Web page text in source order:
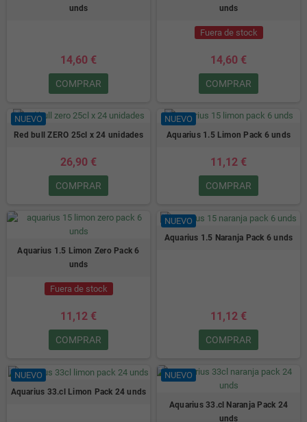
unds
14,60 €
COMPRAR
unds
Fuera de stock
14,60 €
COMPRAR
NUEVO
Red bull ZERO 25cl x 24 unidades
26,90 €
COMPRAR
NUEVO
Aquarius 1.5 Limon Pack 6 unds
11,12 €
COMPRAR
Aquarius 1.5 Limon Zero Pack 6
unds
Fuera de stock
11,12 €
COMPRAR
NUEVO
Aquarius 1.5 Naranja Pack 6 unds
11,12 €
COMPRAR
NUEVO
Aquarius 33.cl Limon Pack 24 unds
NUEVO
Aquarius 33.cl Naranja Pack 24
unds